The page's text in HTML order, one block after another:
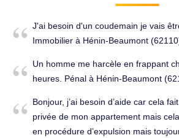
J'ai besoin d'un coudemain je vais
Immobilier à Hénin-Beaumont
Un homme me harcèle en frappant
heures. Pénal à Hénin-Beaumont
Bonjour, j’ai besoin d’aide car cela
privée de mon appartement mais
en procédure d’expulsion mais